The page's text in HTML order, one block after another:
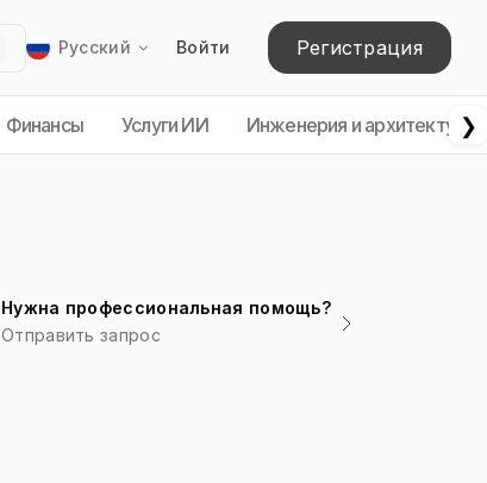
Русский Войти Регистрация
Финансы Услуги ИИ Инженерия и архитектура
❯
Нужна профессиональная помощь?
Отправить запрос